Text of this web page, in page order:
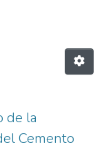
de la
Cemento